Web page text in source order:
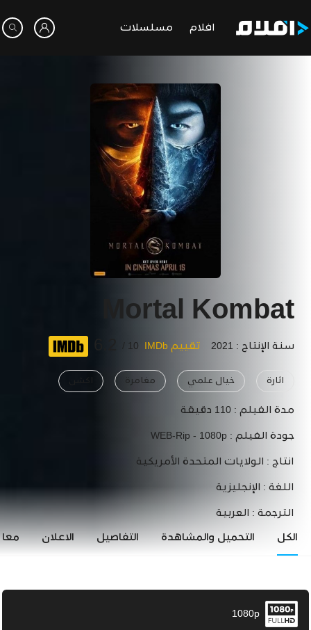
افلام مسلسلات
Mortal Kombat
سنة الإنتاج : 2021 تقييم IMDb 10 /
اثارة خيال علمي مغامرة
مدة الفيلم : 110 دقيقة
جودة الفيلم : WEB-Rip - 1080p
انتاج : الولايات المتحدة الأمريكية
اللغة : الإنجليزية
الترجمة : العربية
الكل التحميل والمشاهدة التفاصيل الاعلان
1080p